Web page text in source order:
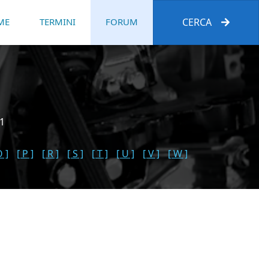
TERMINI FORUM CERCA
] [ P ] [ R ] [ S ] [ T ] [ U ] [ V ]
[ W ]